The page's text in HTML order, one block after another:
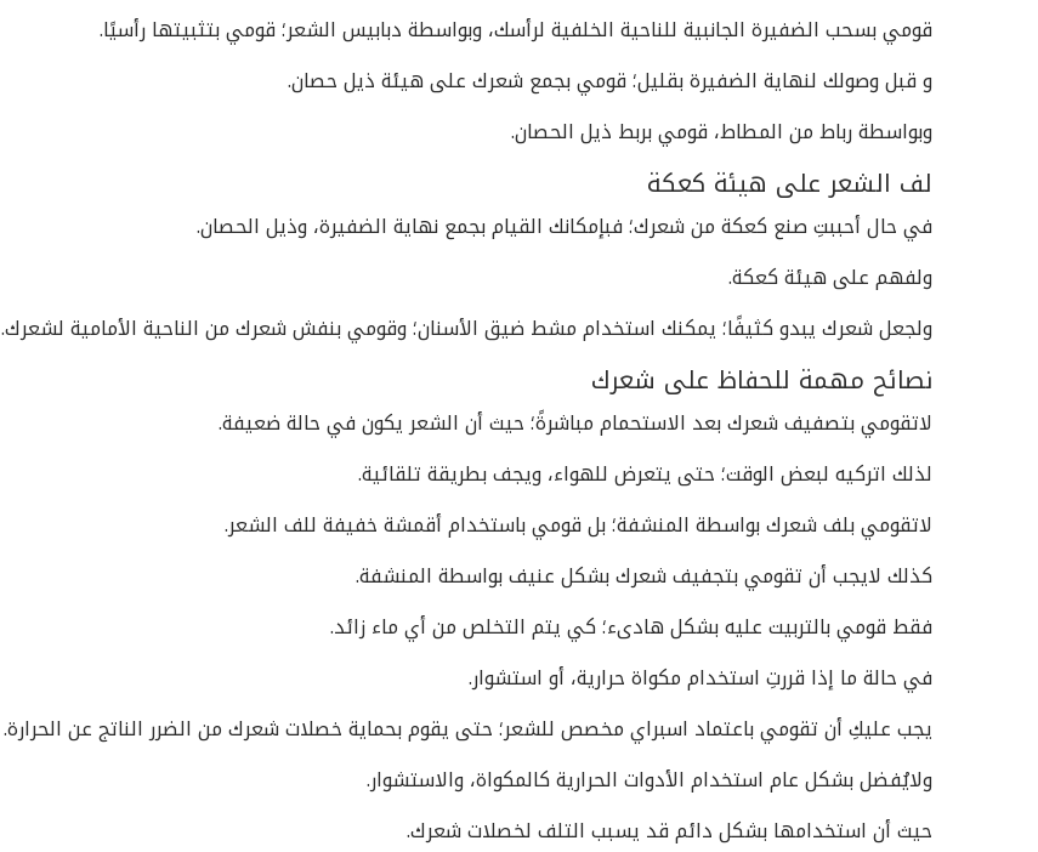
قومي بسحب الضفيرة الجانبية للناحية الخلفية لرأسك، وبواسطة دبابيس الشعر؛ قومي بتثبيتها رأسيًا.
و قبل وصولك لنهاية الضفيرة بقليل؛ قومي بجمع شعرك على هيئة ذيل حصان.
وبواسطة رباط من المطاط، قومي بربط ذيل الحصان.
لف الشعر على هيئة كعكة
في حال أحببتِ صنع كعكة من شعرك؛ فبإمكانك القيام بجمع نهاية الضفيرة، وذيل الحصان.
ولفهم على هيئة كعكة.
ولجعل شعرك يبدو كثيفًا؛ يمكنك استخدام مشط ضيق الأسنان؛ وقومي بنفش شعرك من الناحية الأمامية لشعرك.
نصائح مهمة للحفاظ على شعرك
لاتقومي بتصفيف شعرك بعد الاستحمام مباشرةً؛ حيث أن الشعر يكون في حالة ضعيفة.
لذلك اتركيه لبعض الوقت؛ حتى يتعرض للهواء، ويجف بطريقة تلقائية.
لاتقومي بلف شعرك بواسطة المنشفة؛ بل قومي باستخدام أقمشة خفيفة للف الشعر.
كذلك لايجب أن تقومي بتجفيف شعرك بشكل عنيف بواسطة المنشفة.
فقط قومي بالتربيت عليه بشكل هادىء؛ كي يتم التخلص من أي ماء زائد.
في حالة ما إذا قررتِ استخدام مكواة حرارية، أو استشوار.
يجب عليكِ أن تقومي باعتماد اسبراي مخصص للشعر؛ حتى يقوم بحماية خصلات شعرك من الضرر الناتج عن الحرارة.
ولايُفضل بشكل عام استخدام الأدوات الحرارية كالمكواة، والاستشوار.
حيث أن استخدامها بشكل دائم قد يسبب التلف لخصلات شعرك.